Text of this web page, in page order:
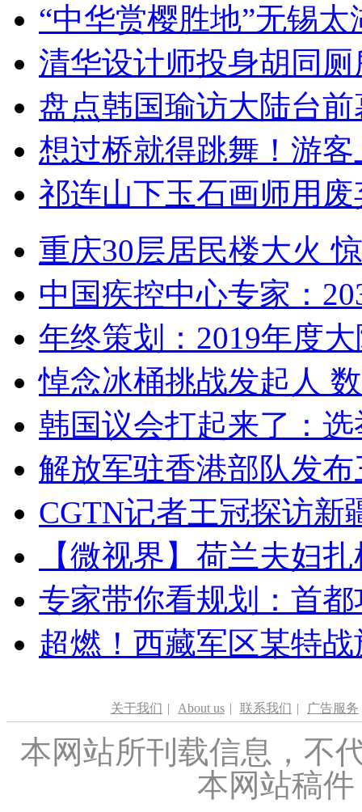
“中华赏樱胜地”无锡
清华设计师投身胡同
盘点韩国瑜访大陆台
想过桥就得跳舞！游客
祁连山下玉石画师用
重庆30层居民楼大火
中国疾控中心专家：
年终策划：2019年度
悼念冰桶挑战发起人
韩国议会打起来了：
解放军驻香港部队发
CGTN记者王冠探访新
【微视界】荷兰夫妇
专家带你看规划：首
超燃！西藏军区某特
关于我们 | About us | 联系我们 | 广告服务
本网站所刊载信息，不
本网站稿